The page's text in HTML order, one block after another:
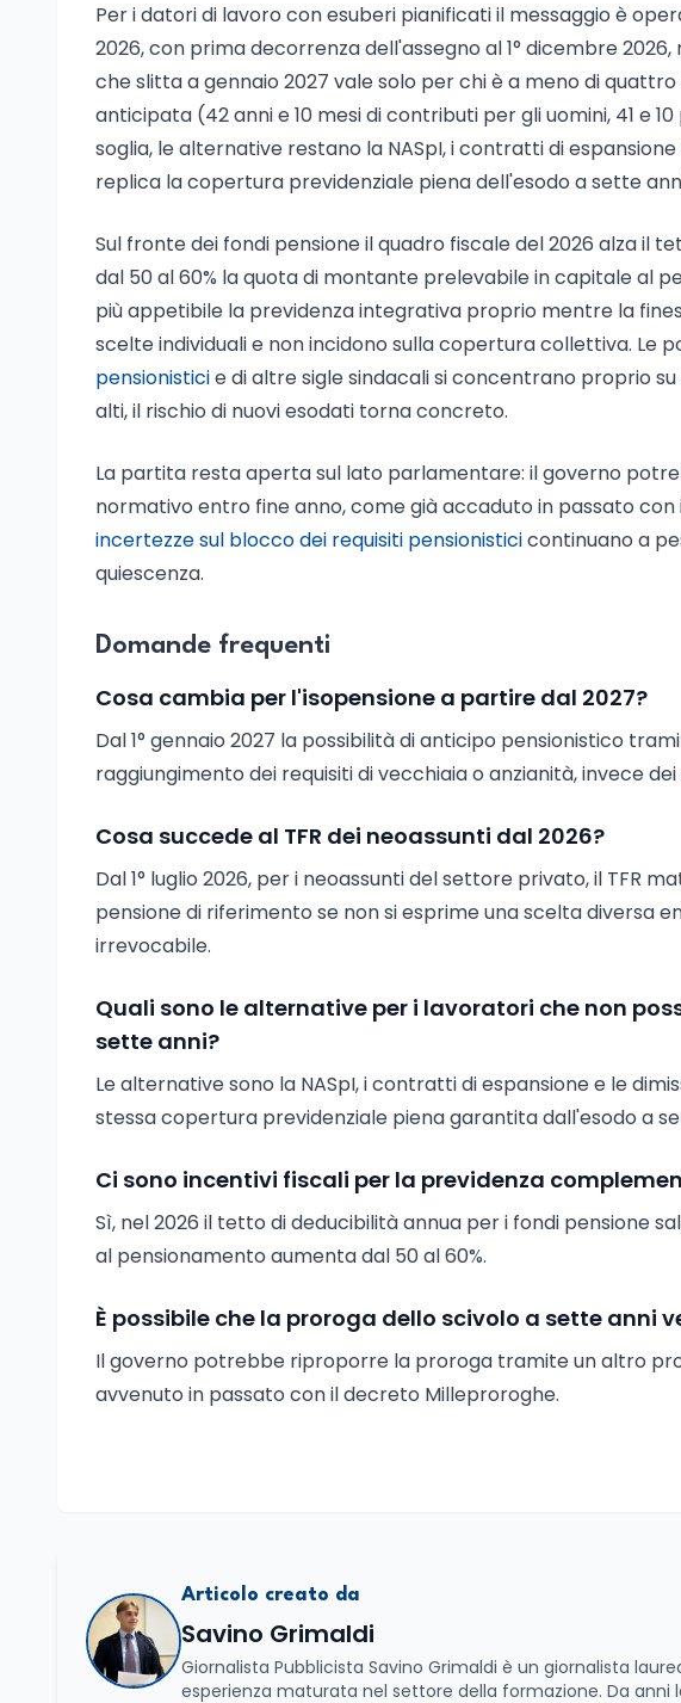
Per i datori di lavoro con esuberi pianificati il messaggio è
2026, con prima decorrenza dell'assegno al 1° dicembre
che slitta a gennaio 2027 vale solo per chi è a meno di
anticipata (42 anni e 10 mesi di contributi per gli uomini, 41 e
soglia, le alternative restano la NASpI, i contratti di
replica la copertura previdenziale piena dell'esodo a sette
Sul fronte dei fondi pensione il quadro fiscale del 2026 alza il
dal 50 al 60% la quota di montante prelevabile in capitale al
più appetibile la previdenza integrativa proprio mentre la
scelte individuali e non incidono sulla copertura collettiva. Le
pensionisticie di altre sigle sindacali si concentrano proprio
alti, il rischio di nuovi esodati torna concreto.
La partita resta aperta sul lato parlamentare: il governo
normativo entro fine anno, come già accaduto in passato
incertezze sul blocco dei requisiti pensionisticicontinuano a
quiescenza.
Domande frequenti
Cosa cambia per l'isopensione a partire dal 2027?
Dal 1° gennaio 2027 la possibilità di anticipo pensionistico
raggiungimento dei requisiti di vecchiaia o anzianità, invece
Cosa succede al TFR dei neoassunti dal 2026?
Dal 1° luglio 2026, per i neoassunti del settore privato, il TFR
pensione di riferimento se non si esprime una scelta diversa
irrevocabile.
Quali sono le alternative per i lavoratori che non
sette anni?
Le alternative sono la NASpI, i contratti di espansione e le
stessa copertura previdenziale piena garantita dall'esodo a
Ci sono incentivi fiscali per la previdenza
Sì, nel 2026 il tetto di deducibilità annua per i fondi pensione
al pensionamento aumenta dal 50 al 60%.
È possibile che la proroga dello scivolo a sette anni
Il governo potrebbe riproporre la proroga tramite un altro
avvenuto in passato con il decreto Milleproroghe.
Articolo creato da
Savino Grimaldi
Giornalista Pubblicista Savino Grimaldi è un giornalista
esperienza maturata nel settore della formazione. Da